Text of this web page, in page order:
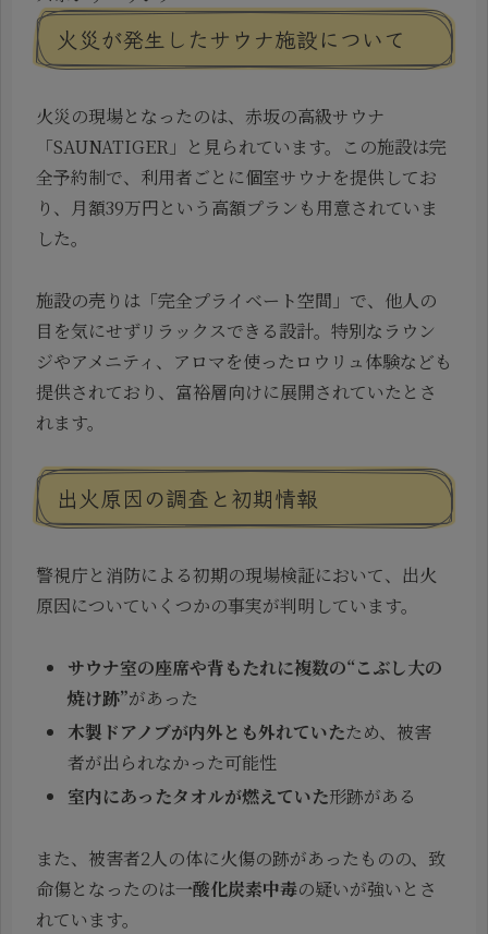
火災が発生したサウナ施設について
火災の現場となったのは、赤坂の高級サウナ
「SAUNATIGER」と見られています。この施設は完
全予約制で、利用者ごとに個室サウナを提供してお
り、月額39万円という高額プランも用意されていま
した。
施設の売りは「完全プライベート空間」で、他人の
目を気にせずリラックスできる設計。特別なラウン
ジやアメニティ、アロマを使ったロウリュ体験なども
提供されており、富裕層向けに展開されていたとさ
れます。
出火原因の調査と初期情報
警視庁と消防による初期の現場検証において、出火
原因についていくつかの事実が判明しています。
サウナ室の座席や背もたれに複数の“こぶし大の
焼け跡”があった
木製ドアノブが内外とも外れていたため、被害
者が出られなかった可能性
室内にあったタオルが燃えていた形跡がある
また、被害者2人の体に火傷の跡があったものの、致
命傷となったのは一酸化炭素中毒の疑いが強いとさ
れています。